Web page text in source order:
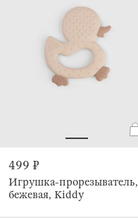
499 ₽
Игрушка-прорезыватель,
бежевая, Kiddy